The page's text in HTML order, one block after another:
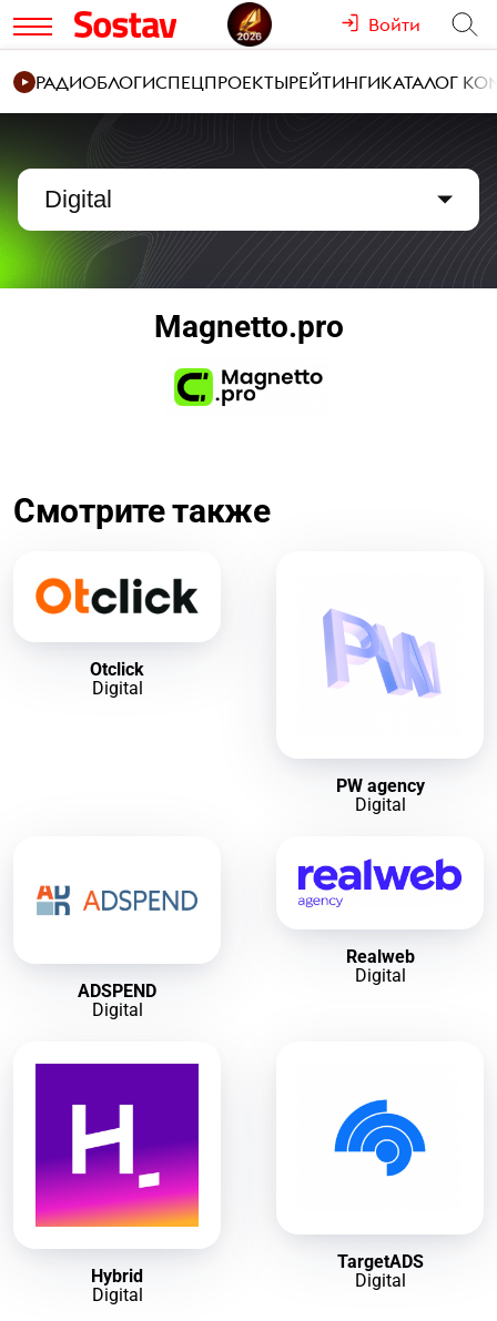
Войти
РАДИОБЛОГИСПЕЦПРОЕКТЫРЕЙТИНГИКАТАЛОГ
Digital
Magnetto.pro
Смотрите также
Otclick
Digital
PW agency
Digital
ADSPEND
Digital
Realweb
Digital
Hybrid
Digital
TargetADS
Digital